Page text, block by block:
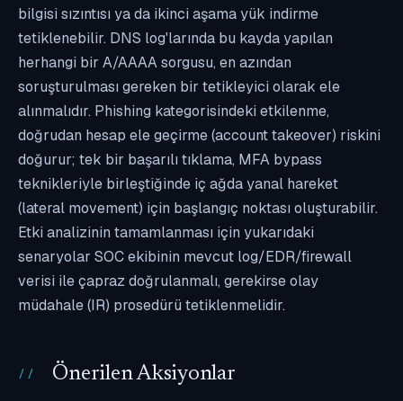
bilgisi sızıntısı ya da ikinci aşama yük indirme
tetiklenebilir. DNS log'larında bu kayda yapılan
herhangi bir A/AAAA sorgusu, en azından
soruşturulması gereken bir tetikleyici olarak ele
alınmalıdır. Phishing kategorisindeki etkilenme,
doğrudan hesap ele geçirme (account takeover) riskini
doğurur; tek bir başarılı tıklama, MFA bypass
teknikleriyle birleştiğinde iç ağda yanal hareket
(lateral movement) için başlangıç noktası oluşturabilir.
Etki analizinin tamamlanması için yukarıdaki
senaryolar SOC ekibinin mevcut log/EDR/firewall
verisi ile çapraz doğrulanmalı, gerekirse olay
müdahale (IR) prosedürü tetiklenmelidir.
Önerilen Aksiyonlar